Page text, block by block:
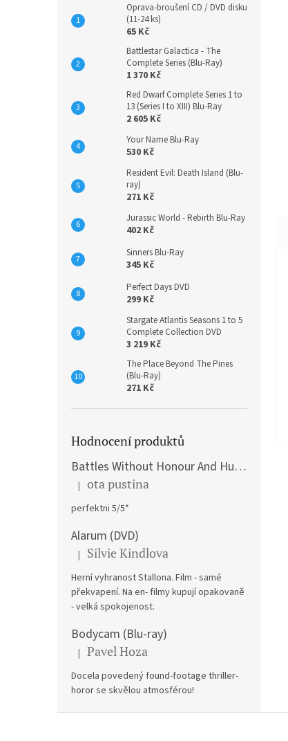
Oprava-broušení CD / DVD disku
(11-24 ks)
65 Kč
Battlestar Galactica - The
Complete Series (Blu-Ray)
1 370 Kč
Red Dwarf Complete Series 1 to
13 (Series I to XIII) Blu-Ray
2 605 Kč
Your Name Blu-Ray
530 Kč
Resident Evil: Death Island (Blu-
ray)
271 Kč
Jurassic World - Rebirth Blu-Ray
402 Kč
Sinners Blu-Ray
345 Kč
Perfect Days DVD
299 Kč
Stargate Atlantis Seasons 1 to 5
Complete Collection DVD
3 219 Kč
The Place Beyond The Pines
(Blu-Ray)
271 Kč
Hodnocení produktů
Battles Without Honour And Humanity / Yakuza Graveyad / Street Mobster DVD
Hodnocení produktu je 5 z 5 hvězdiček.
| ota pustina
perfektni 5/5*
Alarum (DVD)
Hodnocení produktu je 5 z 5 hvězdiček.
| Silvie Kindlova
Herní vyhranost Stallona. Film - samé
překvapení. Na en- filmy kupují opakovaně
- velká spokojenost.
Bodycam (Blu-ray)
Hodnocení produktu je 5 z 5 hvězdiček.
| Pavel Hoza
Docela povedený found-footage thriller-
horor se skvělou atmosférou!